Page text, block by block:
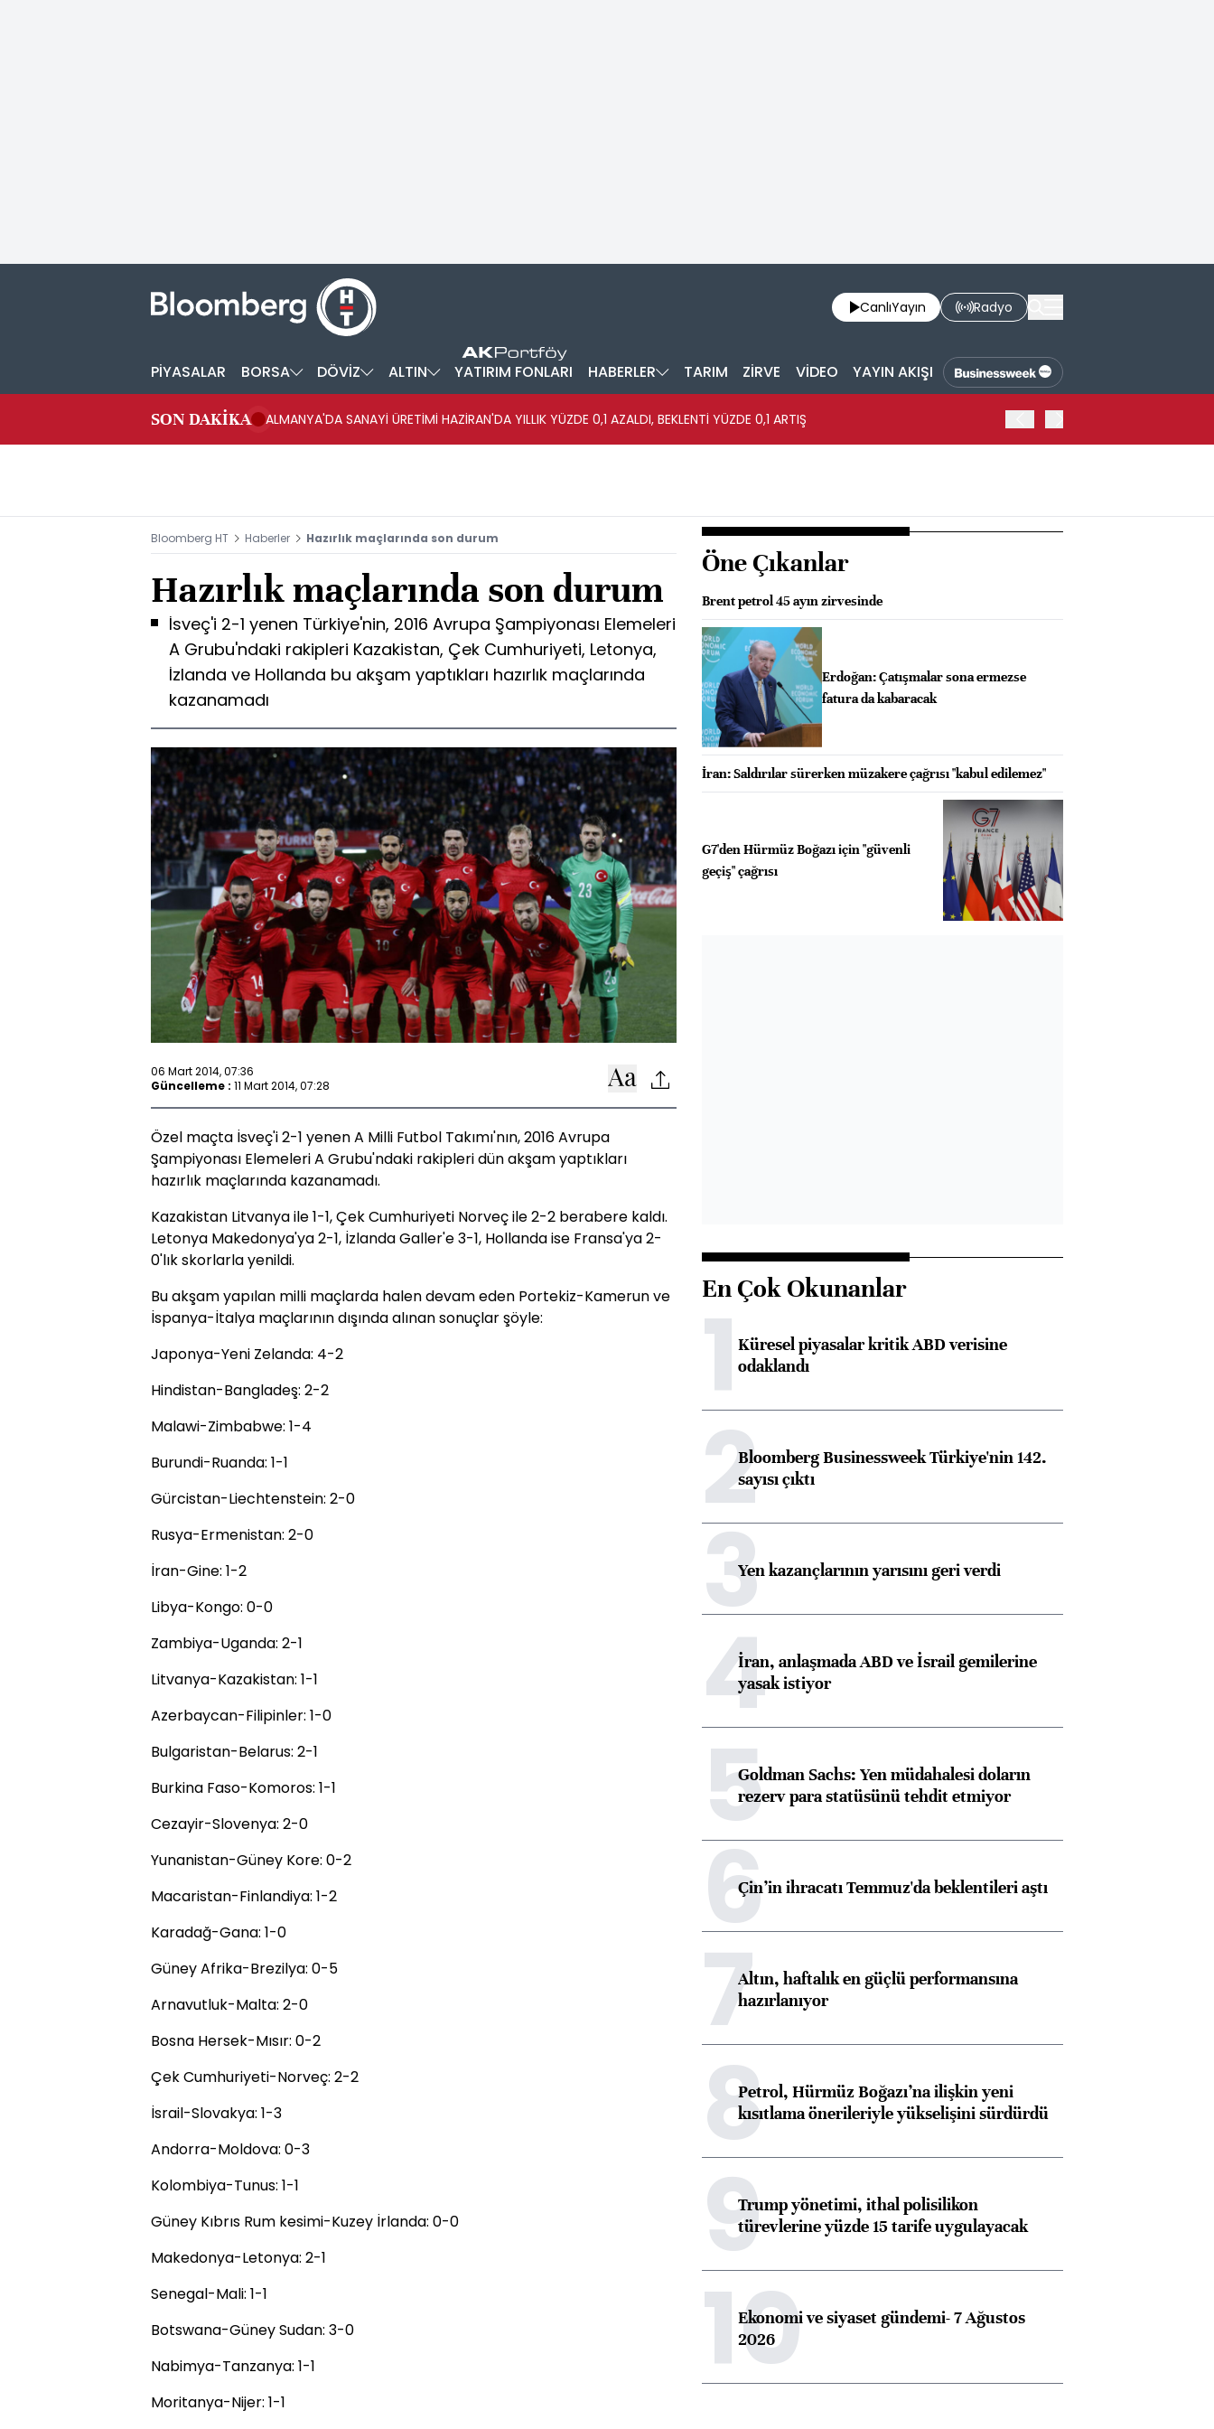
CanlıYayın Radyo
PİYASALAR BORSA DÖVİZ ALTIN YATIRIM FONLARI HABERLER TARIM ZİRVE VİDEO YAYIN AKIŞI
SON DAKİKA ALMANYA'DA SANAYİ ÜRETİMİ HAZİRAN'DA YILLIK YÜZDE 0,1 AZALDI, BEKLENTİ YÜZDE 0,1 ARTIŞ
Bloomberg HT Haberler Hazırlık maçlarında son durum
Hazırlık maçlarında son durum
İsveç'i 2-1 yenen Türkiye'nin, 2016 Avrupa Şampiyonası Elemeleri
A Grubu'ndaki rakipleri Kazakistan, Çek Cumhuriyeti, Letonya,
İzlanda ve Hollanda bu akşam yaptıkları hazırlık maçlarında
kazanamadı
06 Mart 2014, 07:36
Güncelleme : 11 Mart 2014, 07:28
Özel maçta İsveç'i 2-1 yenen A Milli Futbol Takımı'nın, 2016 Avrupa
Şampiyonası Elemeleri A Grubu'ndaki rakipleri dün akşam yaptıkları
hazırlık maçlarında kazanamadı.
Kazakistan Litvanya ile 1-1, Çek Cumhuriyeti Norveç ile 2-2 berabere kaldı.
Letonya Makedonya'ya 2-1, İzlanda Galler'e 3-1, Hollanda ise Fransa'ya 2-
0'lık skorlarla yenildi.
Bu akşam yapılan milli maçlarda halen devam eden Portekiz-Kamerun ve
İspanya-İtalya maçlarının dışında alınan sonuçlar şöyle:
Japonya-Yeni Zelanda: 4-2
Hindistan-Bangladeş: 2-2
Malawi-Zimbabwe: 1-4
Burundi-Ruanda: 1-1
Gürcistan-Liechtenstein: 2-0
Rusya-Ermenistan: 2-0
İran-Gine: 1-2
Libya-Kongo: 0-0
Zambiya-Uganda: 2-1
Litvanya-Kazakistan: 1-1
Azerbaycan-Filipinler: 1-0
Bulgaristan-Belarus: 2-1
Burkina Faso-Komoros: 1-1
Cezayir-Slovenya: 2-0
Yunanistan-Güney Kore: 0-2
Macaristan-Finlandiya: 1-2
Karadağ-Gana: 1-0
Güney Afrika-Brezilya: 0-5
Arnavutluk-Malta: 2-0
Bosna Hersek-Mısır: 0-2
Çek Cumhuriyeti-Norveç: 2-2
İsrail-Slovakya: 1-3
Andorra-Moldova: 0-3
Kolombiya-Tunus: 1-1
Güney Kıbrıs Rum kesimi-Kuzey İrlanda: 0-0
Makedonya-Letonya: 2-1
Senegal-Mali: 1-1
Botswana-Güney Sudan: 3-0
Nabimya-Tanzanya: 1-1
Moritanya-Nijer: 1-1
Öne Çıkanlar
Brent petrol 45 ayın zirvesinde
Erdoğan: Çatışmalar sona ermezse
fatura da kabaracak
İran: Saldırılar sürerken müzakere çağrısı "kabul edilemez"
G7'den Hürmüz Boğazı için "güvenli
geçiş" çağrısı
En Çok Okunanlar
1Küresel piyasalar kritik ABD verisine
odaklandı
2Bloomberg Businessweek Türkiye'nin 142.
sayısı çıktı
3Yen kazançlarının yarısını geri verdi
4İran, anlaşmada ABD ve İsrail gemilerine
yasak istiyor
5Goldman Sachs: Yen müdahalesi doların
rezerv para statüsünü tehdit etmiyor
6Çin’in ihracatı Temmuz'da beklentileri aştı
7Altın, haftalık en güçlü performansına
hazırlanıyor
8Petrol, Hürmüz Boğazı’na ilişkin yeni
kısıtlama önerileriyle yükselişini sürdürdü
9Trump yönetimi, ithal polisilikon
türevlerine yüzde 15 tarife uygulayacak
10
Ekonomi ve siyaset gündemi- 7 Ağustos
2026